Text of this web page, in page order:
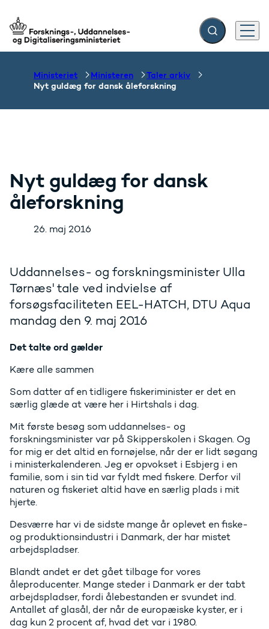
Gå til forsiden Fold søgefelt ud
Menu
Ministeriet Ministeren
Taler arkiv
Nyt guldæg for dansk åleforskning
Nyt guldæg for dansk
åleforskning
26. maj 2016
Uddannelses- og forskningsminister Ulla
Tørnæs' tale ved indvielse af
forsøgsfaciliteten EEL-HATCH, DTU Aqua
mandag den 9. maj 2016
Det talte ord gælder
Kære alle sammen
Som datter af en tidligere fiskeriminister er det en
særlig glæde at være her i Hirtshals i dag.
Mit første besøg som uddannelses- og
forskningsminister var på Skipperskolen i Skagen. Og
for mig er det altid en fornøjelse, når der er lidt søgang
i ministerkalenderen. Jeg er opvokset i Esbjerg i en
familie, som i sin tid var fyldt med fiskere. Derfor vil
naturen og fiskeriet altid have en særlig plads i mit
hjerte.
Desværre har vi de sidste mange år oplevet en fiske-
og produktionsindustri i Danmark, der har mistet
arbejdspladser.
Blandt andet er det gået tilbage for vores
åleproducenter. Mange steder i Danmark er der tabt
arbejdspladser, fordi ålebestanden er svundet ind.
Antallet af glasål, der når de europæiske kyster, er i
dag kun 2 procent af, hvad det var i 1980.